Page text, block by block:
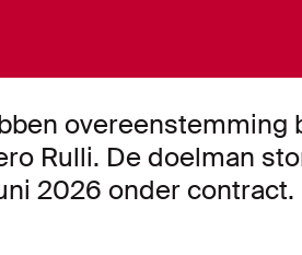
overeenstemming
Rulli. De doelman
2026 onder contract.